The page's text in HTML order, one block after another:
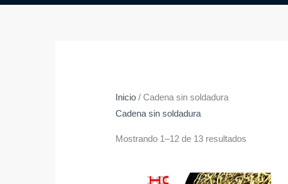
Inicio / Cadena sin soldadura
Cadena sin soldadura
Mostrando 1–12 de 13 resultados